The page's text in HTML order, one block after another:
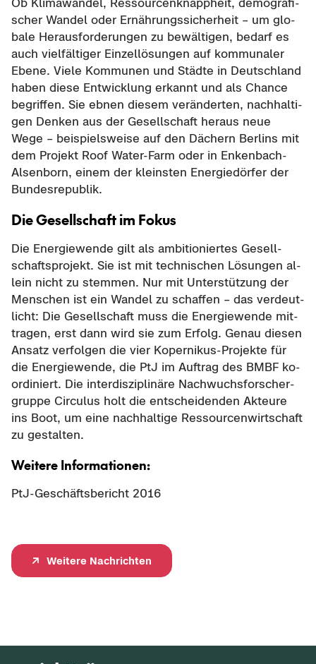
Ob Kli­ma­wan­del, Res­sour­cen­knapp­heit, de­mo­gra­fi­
scher Wan­del oder Er­näh­rungs­si­cher­heit – um glo­
ba­le Her­aus­for­de­run­gen zu be­wäl­ti­gen, be­darf es
auch viel­fäl­ti­ger Ein­zel­lö­sun­gen auf kom­mu­na­ler
Ebene. Viele Kom­mu­nen und Städ­te in Deutsch­land
haben diese Ent­wick­lung er­kannt und als Chan­ce
be­grif­fen. Sie ebnen die­sem ver­än­der­ten, nach­hal­ti­
gen Den­ken aus der Ge­sell­schaft her­aus neue
Wege – bei­spiels­wei­se auf den Dä­chern Ber­lins mit
dem Pro­jekt Roof Water-​Farm oder in Enkenbach-​
Alsenborn, einem der kleins­ten En­er­gie­dör­fer der
Bun­des­re­pu­blik.
Die Ge­sell­schaft im Fokus
Die En­er­gie­wen­de gilt als am­bi­tio­nier­tes Ge­sell­
schafts­pro­jekt. Sie ist mit tech­ni­schen Lö­sun­gen al­
lein nicht zu stem­men. Nur mit Un­ter­stüt­zung der
Men­schen ist ein Wan­del zu schaf­fen – das ver­deut­
licht: Die Ge­sell­schaft muss die En­er­gie­wen­de mit­
tra­gen, erst dann wird sie zum Er­folg. Genau die­sen
An­satz ver­fol­gen die vier Kopernikus-​Projekte für
die En­er­gie­wen­de, die PtJ im Auf­trag des BMBF ko­
or­di­niert. Die in­ter­dis­zi­pli­nä­re Nach­wuchs­for­scher­
grup­pe Cir­cu­lus holt die ent­schei­den­den Ak­teu­re
ins Boot, um eine nach­hal­ti­ge Res­sour­cen­wirt­schaft
zu ge­stal­ten.
Wei­te­re In­for­ma­tio­nen:
PtJ-​Geschäftsbericht 2016
Wei­te­re Nach­rich­ten